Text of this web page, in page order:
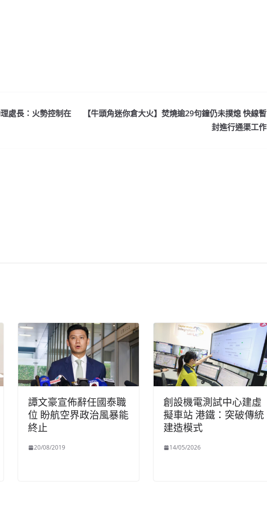
處長：火勢控制在
【牛頭角迷你倉大火】焚燒逾29句鐘仍未撲熄 快線暫
封進行通渠工作
譚文豪宣佈辭任國泰職
位 盼航空界政治風暴能
終止
20/08/2019
創設機電測試中心建虛
擬車站 港鐵：突破傳統
建造模式
14/05/2026